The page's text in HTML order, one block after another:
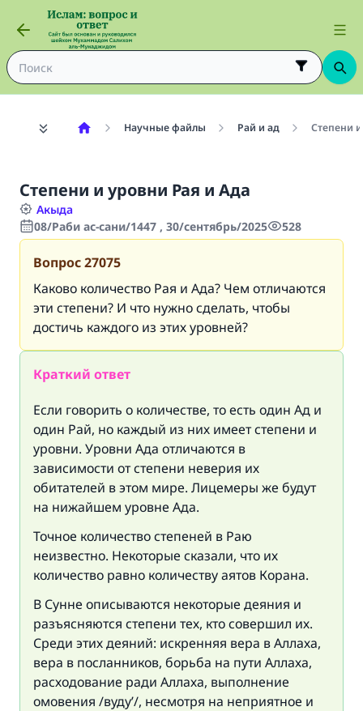
Научные файлы Рай и ад Степени
Степени и уровни Рая и Ада
Акыда
08/Раби ас-сани/1447 , 30/сентябрь/2025
528
Вопрос27075
Каково количество Рая и Ада? Чем отличаются
эти степени? И что нужно сделать, чтобы
достичь каждого из этих уровней?
Краткий ответ
Если говорить о количестве, то есть один Ад и
один Рай, но каждый из них имеет степени и
уровни. Уровни Ада отличаются в
зависимости от степени неверия их
обитателей в этом мире. Лицемеры же будут
на нижайшем уровне Ада.
Точное количество степеней в Раю
неизвестно. Некоторые сказали, что их
количество равно количеству аятов Корана.
В Сунне описываются некоторые деяния и
разъясняются степени тех, кто совершил их.
Среди этих деяний: искренняя вера в Аллаха,
вера в посланников, борьба на пути Аллаха,
расходование ради Аллаха, выполнение
омовения /вуду’/, несмотря на неприятное и